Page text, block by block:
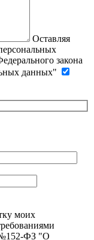
Оставляя
закона
данных"
моих
№152-ФЗ "О